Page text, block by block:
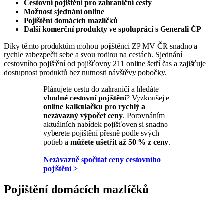
Cestovní pojištění pro zahraniční cesty
Možnost sjednání online
Pojištění domácích mazlíčků
Další komerční produkty ve spolupráci s Generali ČP
Díky těmto produktům mohou pojištěnci ZP MV ČR snadno a
rychle zabezpečit sebe a svou rodinu na cestách. Sjednání
cestovního pojištění od pojišťovny 211 online šetří čas a zajišťuje
dostupnost produktů bez nutnosti návštěvy pobočky.
Plánujete cestu do zahraničí a hledáte
vhodné cestovní pojištění? Vyzkoušejte
online kalkulačku pro rychlý a
nezávazný výpočet ceny. Porovnáním
aktuálních nabídek pojišťoven si snadno
vyberete pojištění přesně podle svých
potřeb a můžete ušetřit až 50 % z ceny.
Nezávazně spočítat ceny cestovního
pojištění >
Pojištění domácích mazlíčků